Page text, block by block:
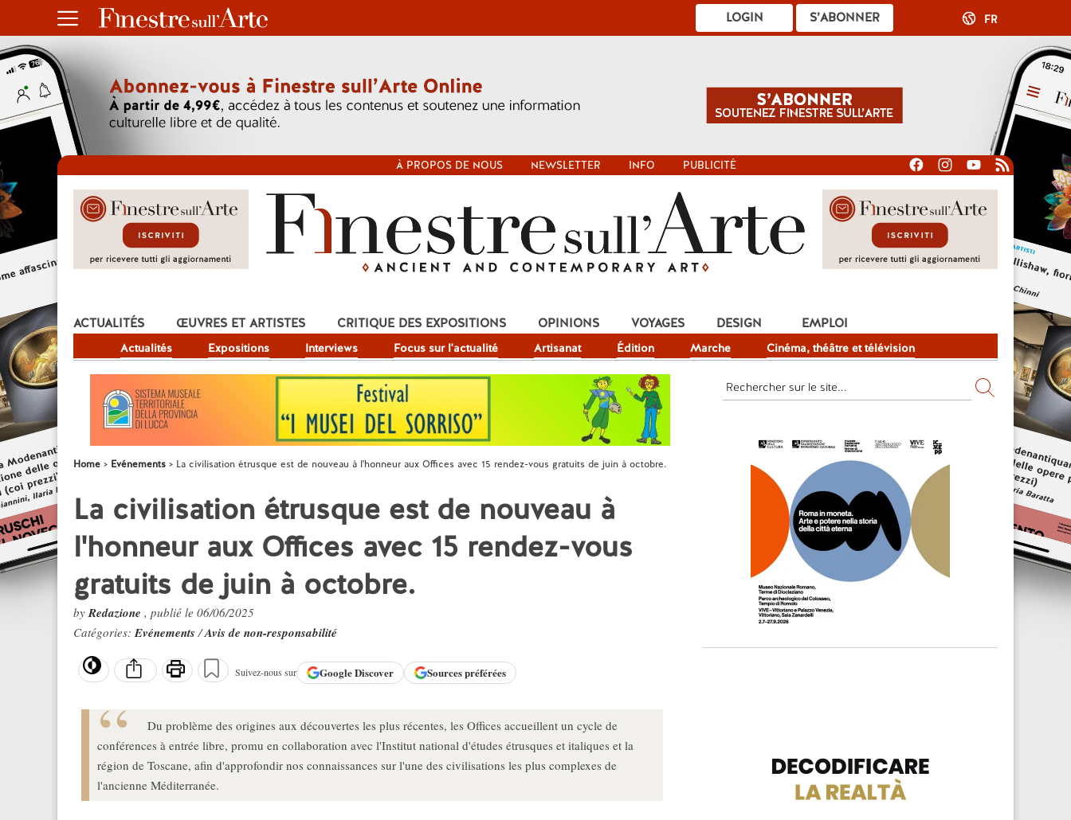
S’ABONNER
LOGIN FR
À PROPOS DE NOUS NEWSLETTER INFO PUBLICITÉ
ACTUALITÉS
Actualités Expositions Interviews Focus sur l'actualité Artisanat Édition Marche Cinéma, théâtre et télévision
ŒUVRES ET ARTISTES CRITIQUE DES EXPOSITIONS OPINIONS VOYAGES DESIGN EMPLOI
Home Evénements La civilisation étrusque est de nouveau à l'honneur aux Offices avec 15 rendez-vous gratuits de juin à octobre.
La civilisation étrusque est de nouveau à
l'honneur aux Offices avec 15 rendez-vous
gratuits de juin à octobre.
byRedazione , publié le 06/06/2025
Catégories:Evénements/Avis de non-responsabilité
Suivez-nous sur GoogleDiscover Sources préférées
Du problème des origines aux découvertes les plus récentes, les Offices accueillent un cycle de
conférences à entrée libre, promu en collaboration avec l'Institut national d'études étrusques et italiques et la
région de Toscane, afin d'approfondir nos connaissances sur l'une des civilisations les plus complexes de
l'ancienne Méditerranée.